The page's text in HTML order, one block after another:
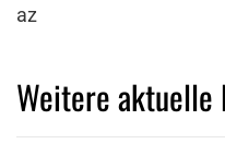
az
Weitere aktuelle